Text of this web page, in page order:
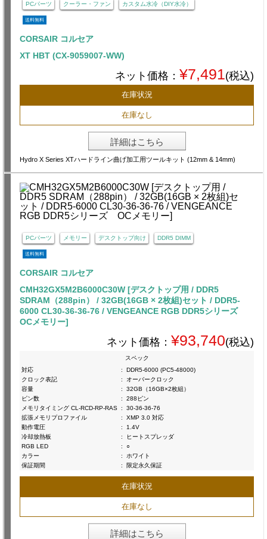
PCパーツ クーラー・ファン カスタム水冷（DIY水冷）
送料無料
CORSAIR コルセア
XT HBT (CX-9059007-WW)
ネット価格： ¥7,491(税込)
在庫状況
在庫なし
詳細はこちら
Hydro X Series XTハードライン曲げ加工用ツールキット (12mm & 14mm)
PCパーツ メモリー デスクトップ向け DDR5 DIMM
送料無料
CORSAIR コルセア
CMH32GX5M2B6000C30W [デスクトップ用 / DDR5
SDRAM（288pin） / 32GB(16GB × 2枚組)セット / DDR5-
6000 CL30-36-36-76 / VENGEANCE RGB DDR5シリーズ
OCメモリー]
ネット価格： ¥93,740(税込)
スペック
対応
:
DDR5-6000 (PC5-48000)
クロック表記
:
オーバークロック
容量
:
32GB（16GB×2枚組）
ピン数
:
288ピン
メモリタイミング CL-RCD-RP-RAS :
30-36-36-76
拡張メモリプロファイル
:
XMP 3.0 対応
動作電圧
:
1.4V
冷却放熱板
:
ヒートスプレッダ
RGB LED
:
○
カラー
:
ホワイト
保証期間
: 限定永久保証
在庫状況
在庫なし
詳細はこちら